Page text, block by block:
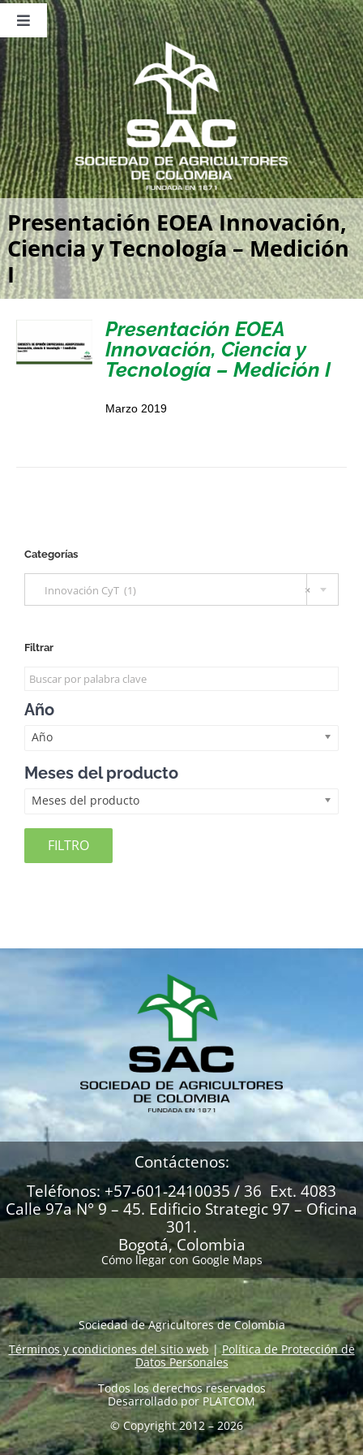
Saltar
contenido
Toggle
Navigation
Nosotros
Publicaciones
Sala de Prensa
Eventos
Presentación EOEA Innovación,
Ciencia y Tecnología – Medición
I
Presentación EOEA
Innovación, Ciencia y
Tecnología – Medición I
Marzo 2019
Categorías
×
Innovación CyT (1)
Filtrar
Año
Año
Meses del producto
Meses del producto
FILTRO
Contáctenos:
Teléfonos: +57-601-2410035 / 36 Ext. 4083
Calle 97a N° 9 – 45. Edificio Strategic 97 – Oficina
301.
Bogotá, Colombia
Cómo llegar con Google Maps
Sociedad de Agricultores de Colombia
Términos y condiciones del sitio web|Política de Protección de
Datos Personales
Todos los derechos reservados
Desarrollado por PLATCOM
© Copyright 2012 – 2026